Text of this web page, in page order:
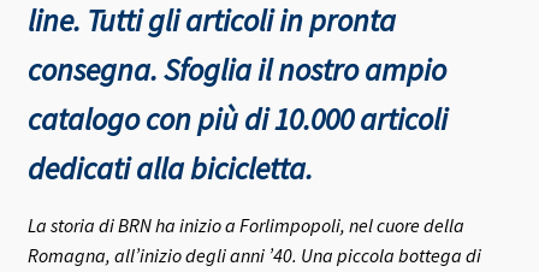
line. Tutti gli articoli in pronta
consegna.Sfoglia il nostro ampio
catalogo con più di 10.000 articoli
dedicati alla bicicletta.
La storia di BRN ha inizio a Forlimpopoli, nel cuore della
Romagna, all’inizio degli anni ’40. Una piccola bottega di